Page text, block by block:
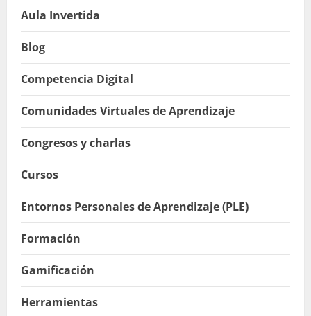
Aula Invertida
Blog
Competencia Digital
Comunidades Virtuales de Aprendizaje
Congresos y charlas
Cursos
Entornos Personales de Aprendizaje (PLE)
Formación
Gamificación
Herramientas